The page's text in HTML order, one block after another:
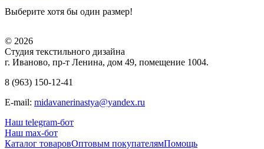
Выберите хотя бы один размер!
© 2026
Студия текстильного дизайна
г. Иваново, пр-т Ленина, дом 49, помещение 1004.
8 (963) 150-12-41
E-mail: midavanerinastya@yandex.ru
Наш telegram-бот
Наш max-бот
Каталог товаровОптовым покупателямПомощь